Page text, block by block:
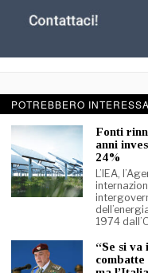
© 2026-
La Discussione S.r.l. –
C.F. e
Registrazione
La società
POTREBBERO
Fonti
anni
24%
L’IEA,
1974
“Se si va
combatte